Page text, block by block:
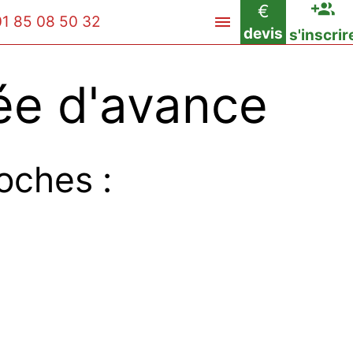
85 08 50 32
€
devis
d'avance
: